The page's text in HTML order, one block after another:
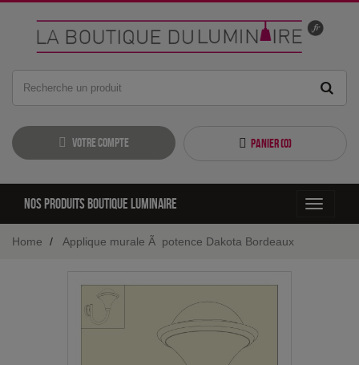
Votre compte Panier (0)
Toggle
Nos produits boutique luminaire
Home Applique murale Ã potence Dakota Bordeaux